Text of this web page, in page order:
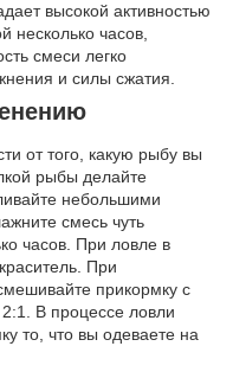
высокой активностью
несколько часов,
смеси легко
и силы сжатия.
от того, какую рыбу вы
рыбы делайте
небольшими
смесь чуть
часов. При ловле в
При
прикормку с
В процессе ловли
то, что вы одеваете на